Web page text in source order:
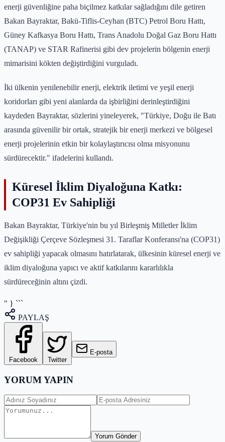
enerji güvenliğine paha biçilmez katkılar sağladığını dile getiren
Bakan Bayraktar, Bakü-Tiflis-Ceyhan (BTC) Petrol Boru Hattı,
Güney Kafkasya Boru Hattı, Trans Anadolu Doğal Gaz Boru Hattı
(TANAP) ve STAR Rafinerisi gibi dev projelerin bölgenin enerji
mimarisini kökten değiştirdiğini vurguladı.
İki ülkenin yenilenebilir enerji, elektrik iletimi ve yeşil enerji
koridorları gibi yeni alanlarda da işbirliğini derinleştirdiğini
kaydeden Bayraktar, sözlerini yineleyerek, "Türkiye, Doğu ile Batı
arasında güvenilir bir ortak, stratejik bir enerji merkezi ve bölgesel
enerji projelerinin etkin bir kolaylaştırıcısı olma misyonunu
sürdürecektir." ifadelerini kullandı.
Küresel İklim Diyaloğuna Katkı:
COP31 Ev Sahipliği
Bakan Bayraktar, Türkiye'nin bu yıl Birleşmiş Milletler İklim
Değişikliği Çerçeve Sözleşmesi 31. Taraflar Konferansı'na (COP31)
ev sahipliği yapacak olmasını hatırlatarak, ülkesinin küresel enerji ve
iklim diyaloğuna yapıcı ve aktif katkılarını kararlılıkla
sürdüreceğinin altını çizdi.
" } ```
PAYLAŞ
Facebook Twitter
E-posta
YORUM YAPIN
Yorum Gönder